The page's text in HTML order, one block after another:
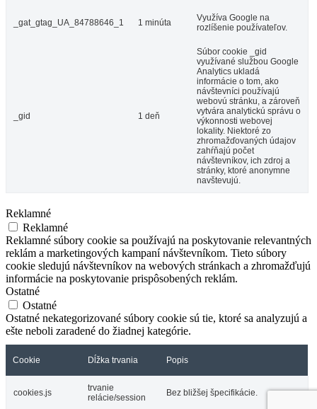
_gat_gtag_UA_84788646_1 1 minúta
Využíva Google na
rozlíšenie používateľov.
_gid 1 deň
Súbor cookie _gid
využívané službou Google
Analytics ukladá
informácie o tom, ako
návštevníci používajú
webovú stránku, a zároveň
vytvára analytickú správu o
výkonnosti webovej
lokality. Niektoré zo
zhromažďovaných údajov
zahŕňajú počet
návštevníkov, ich zdroj a
stránky, ktoré anonymne
navštevujú.
Reklamné
Reklamné
Reklamné súbory cookie sa používajú na poskytovanie relevantných
reklám a marketingových kampaní návštevníkom. Tieto súbory
cookie sledujú návštevníkov na webových stránkach a zhromažďujú
informácie na poskytovanie prispôsobených reklám.
Ostatné
Ostatné
Ostatné nekategorizované súbory cookie sú tie, ktoré sa analyzujú a
ešte neboli zaradené do žiadnej kategórie.
Cookie Dĺžka trvania Popis
cookies.js
trvanie
relácie/session
Bez bližšej špecifikácie.